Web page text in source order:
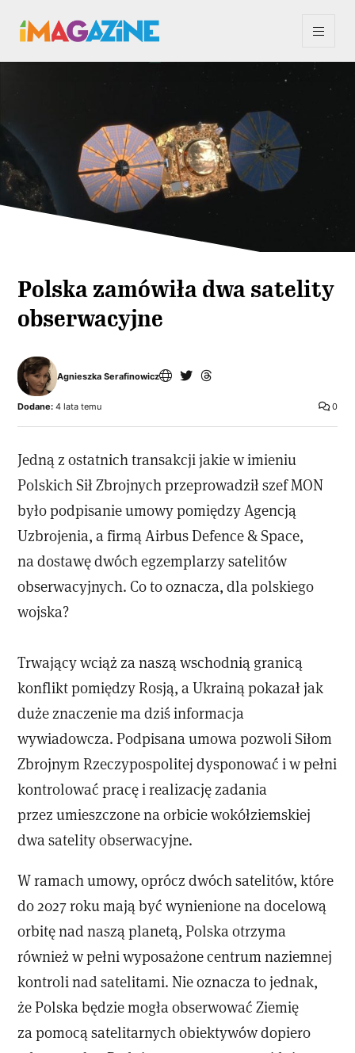
Polska zamówiła dwa satelity
obserwacyjne
Agnieszka Serafinowicz
0
Dodane: 4 lata temu
Jedną z ostatnich transakcji jakie w imieniu
Polskich Sił Zbrojnych przeprowadził szef MON
było podpisanie umowy pomiędzy Agencją
Uzbrojenia, a firmą Airbus Defence & Space,
na dostawę dwóch egzemplarzy satelitów
obserwacyjnych. Co to oznacza, dla polskiego
wojska?
Trwający wciąż za naszą wschodnią granicą
konflikt pomiędzy Rosją, a Ukrainą pokazał jak
duże znaczenie ma dziś informacja
wywiadowcza. Podpisana umowa pozwoli Siłom
Zbrojnym Rzeczypospolitej dysponować i w pełni
kontrolować pracę i realizację zadania
przez umieszczone na orbicie wokółziemskiej
dwa satelity obserwacyjne.
W ramach umowy, oprócz dwóch satelitów, które
do 2027 roku mają być wynienione na docelową
orbitę nad naszą planetą, Polska otrzyma
również w pełni wyposażone centrum naziemnej
kontroli nad satelitami. Nie oznacza to jednak,
że Polska będzie mogła obserwować Ziemię
za pomocą satelitarnych obiektywów dopiero